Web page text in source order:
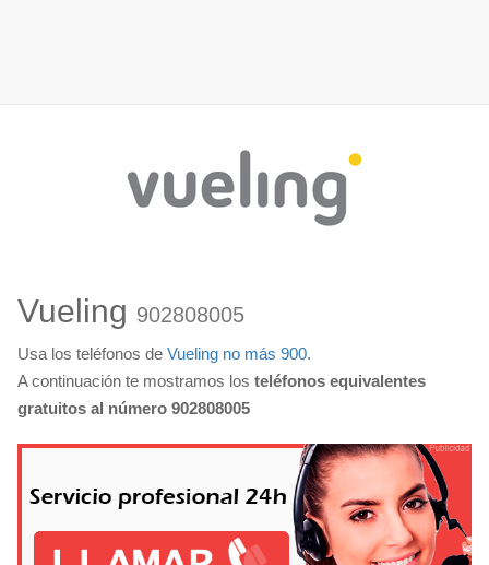
Vueling 902808005
Usa los teléfonos de Vueling no más 900.
A continuación te mostramos los teléfonos equivalentes
gratuitos al número 902808005